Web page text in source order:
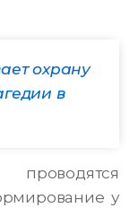
охрану
в
у